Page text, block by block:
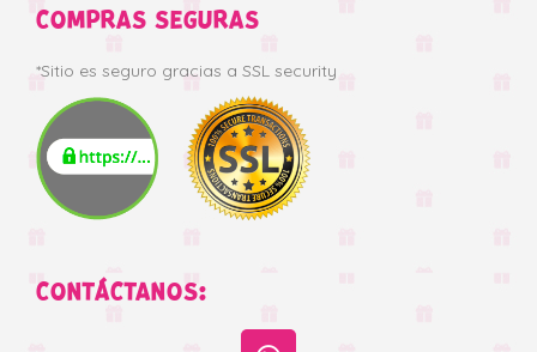
COMPRAS SEGURAS
*Sitio es seguro gracias a SSL security
CONTÁCTANOS: